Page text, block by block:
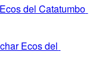
del Catatumbo
Ecos del